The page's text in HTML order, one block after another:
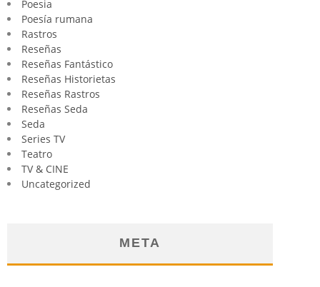
Poesia
Poesía rumana
Rastros
Reseñas
Reseñas Fantástico
Reseñas Historietas
Reseñas Rastros
Reseñas Seda
Seda
Series TV
Teatro
TV & CINE
Uncategorized
META